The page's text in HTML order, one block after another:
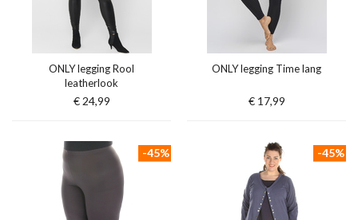
ONLY legging Rool
leatherlook
€ 24,99
ONLY legging Time lang
€ 17,99
-45% -45%